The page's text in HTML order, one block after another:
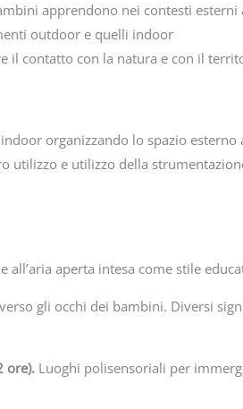
apprendono nei contesti esterni
outdoor e quelli indoor
il contatto con la natura e con il
organizzando lo spazio esterno
utilizzo e utilizzo della
all’aria aperta intesa come stile
gli occhi dei bambini. Diversi
ore). Luoghi polisensoriali per